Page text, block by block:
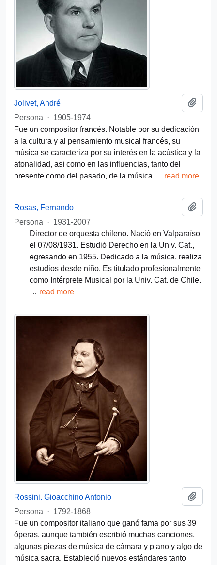
Jolivet, André
Persona
· 1905-1974
Fue un compositor francés. Notable por su dedicación
a la cultura y al pensamiento musical francés, su
música se caracteriza por su interés en la acústica y la
atonalidad, así como en las influencias, tanto del
presente como del pasado, de la música,… read more
Rosas, Fernando
Persona
· 1931-2007
Director de orquesta chileno. Nació en Valparaíso
el 07/08/1931. Estudió Derecho en la Univ. Cat.,
egresando en 1955. Dedicado a la música, realiza
estudios desde niño. Es titulado profesionalmente
como Intérprete Musical por la Univ. Cat. de Chile.
… read more
Rossini, Gioacchino Antonio
Persona
· 1792-1868
Fue un compositor italiano que ganó fama por sus 39
óperas, aunque también escribió muchas canciones,
algunas piezas de música de cámara y piano y algo de
música sacra. Estableció nuevos estándares tanto